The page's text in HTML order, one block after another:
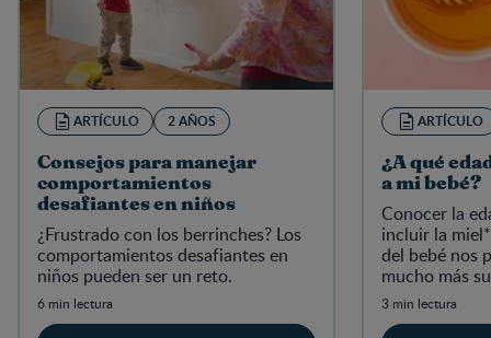
ARTÍCULO 2 AÑOS
Consejos para manejar
comportamientos
desafiantes en niños
¿Frustrado con los berrinches? Los
comportamientos desafiantes en
niños pueden ser un reto.
6 min lectura
ARTÍCULO
¿A qué
a mi bebé?
Conocer la
incluir la
del bebé nos
mucho más
¡Continúa
3 min lectura